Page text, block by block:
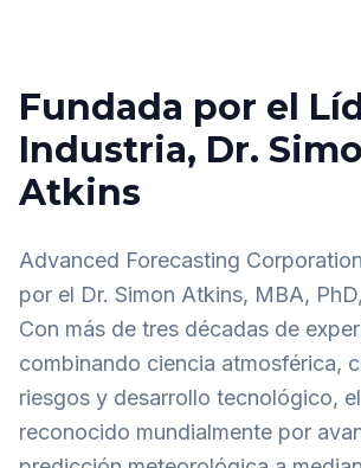
Fundada por el
Industria, Dr.
Atkins
Advanced Forecasting
por el Dr. Simon Atkins, MBA,
Con más de tres décadas de
combinando ciencia atmosférica,
riesgos y desarrollo tecnológico,
reconocido mundialmente por